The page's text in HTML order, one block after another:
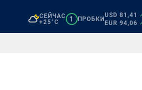
СЕЙЧАС
+25°C
1 ПРОБКИ
USD 81,41
EUR 94,06